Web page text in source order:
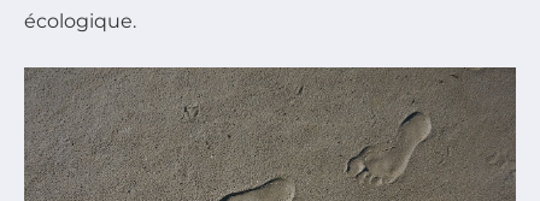
écologique.